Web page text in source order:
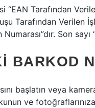
“EAN Tarafından
Tarafından Verilen
Son sayı
BARKOD
başlatın veya
ve